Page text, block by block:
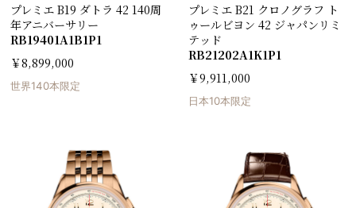
プレミエ B19 ダトラ 42 140周
年アニバーサリー
RB19401A1B1P1
￥8,899,000
世界140本限定
プレミエ B21 クロノグラフ ト
ゥールビヨン 42 ジャパンリミ
テッド
RB21202A1K1P1
￥9,911,000
日本10本限定